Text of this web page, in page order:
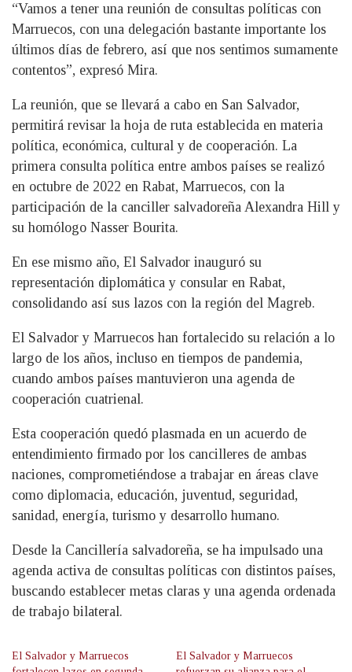
“Vamos a tener una reunión de consultas políticas con
Marruecos, con una delegación bastante importante los
últimos días de febrero, así que nos sentimos sumamente
contentos”, expresó Mira.
La reunión, que se llevará a cabo en San Salvador,
permitirá revisar la hoja de ruta establecida en materia
política, económica, cultural y de cooperación. La
primera consulta política entre ambos países se realizó
en octubre de 2022 en Rabat, Marruecos, con la
participación de la canciller salvadoreña Alexandra Hill y
su homólogo Nasser Bourita.
En ese mismo año, El Salvador inauguró su
representación diplomática y consular en Rabat,
consolidando así sus lazos con la región del Magreb.
El Salvador y Marruecos han fortalecido su relación a lo
largo de los años, incluso en tiempos de pandemia,
cuando ambos países mantuvieron una agenda de
cooperación cuatrienal.
Esta cooperación quedó plasmada en un acuerdo de
entendimiento firmado por los cancilleres de ambas
naciones, comprometiéndose a trabajar en áreas clave
como diplomacia, educación, juventud, seguridad,
sanidad, energía, turismo y desarrollo humano.
Desde la Cancillería salvadoreña, se ha impulsado una
agenda activa de consultas políticas con distintos países,
buscando establecer metas claras y una agenda ordenada
de trabajo bilateral.
El Salvador y Marruecos
El Salvador y Marruecos